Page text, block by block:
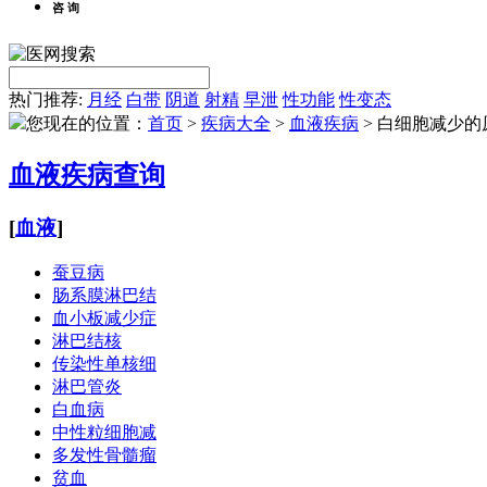
咨 询
热门推荐: 月经 白带 阴道 射精 早泄 性功能 性变态
您现在的位置： 首页 > 疾病大全 > 血液疾病 > 白细胞减少的
血液疾病查询
[血液]
蚕豆病
肠系膜淋巴结
血小板减少症
淋巴结核
传染性单核细
淋巴管炎
白血病
中性粒细胞减
多发性骨髓瘤
贫血